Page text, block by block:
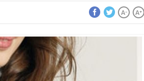
A+
A-